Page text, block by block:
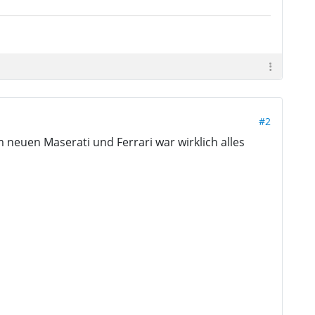
#2
Maserati und Ferrari war wirklich alles